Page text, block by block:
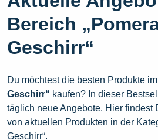
Bereich
Geschirr“
Du möchtest die besten Produkte
Geschirr“ kaufen? In dieser
täglich neue Angebote. Hier findest
von aktuellen Produkten in der
Geschirr“.